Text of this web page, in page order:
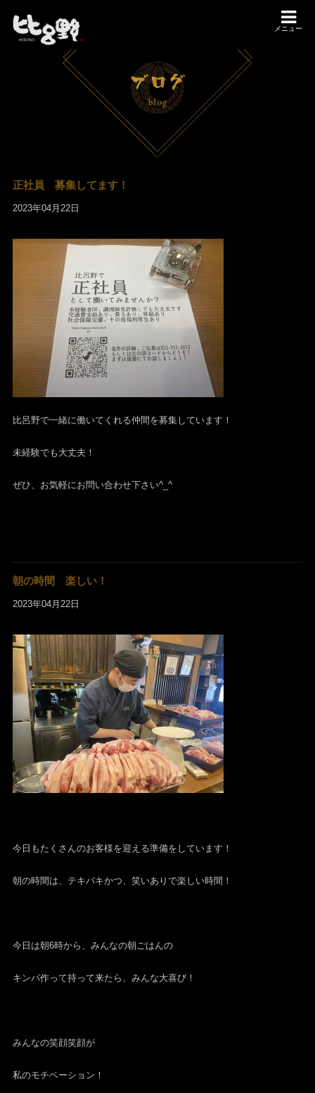
メニュー
正社員 募集してます！
2023年04月22日
比呂野で一緒に働いてくれる仲間を募集しています！
未経験でも大丈夫！
ぜひ、お気軽にお問い合わせ下さい^_^
朝の時間 楽しい！
2023年04月22日
今日もたくさんのお客様を迎える準備をしています！
朝の時間は、テキパキかつ、笑いありで楽しい時間！
今日は朝6時から、みんなの朝ごはんの
キンパ作って持って来たら、みんな大喜び！
みんなの笑顔笑顔が
私のモチベーション！